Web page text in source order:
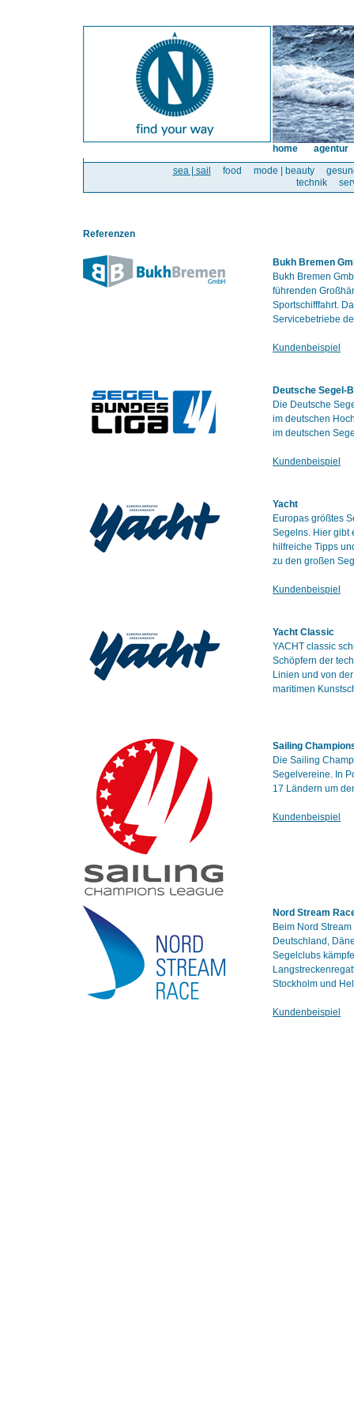
sea | sail food mode | beauty
technik
home agentur
Referenzen
Bukh Bremen
Bukh Bremen
führenden
Sportschifffahrt.
Servicebetriebe
Kundenbeispiel
Deutsche Segel-
Die Deutsche
im deutschen
im deutschen
Kundenbeispiel
Yacht
Europas größtes
Segelns. Hier gibt
hilfreiche Tipps
zu den großen
Kundenbeispiel
Yacht Classic
YACHT classic
Schöpfern der
Linien und von
maritimen
Sailing
Die Sailing
Segelvereine. In
17 Ländern um
Kundenbeispiel
Nord Stream
Beim Nord
Deutschland,
Segelclubs
Stockholm und
Kundenbeispiel